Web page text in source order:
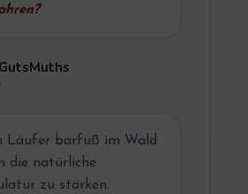
Läufer barfuß im Wald
die natürliche
zu stärken.